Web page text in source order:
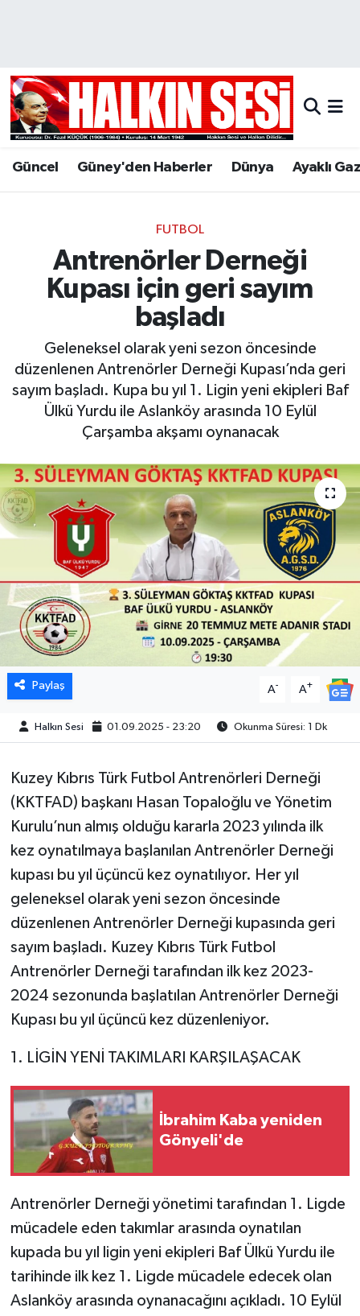
Güncel Güney'den Haberler Dünya Ayaklı
FUTBOL
Antrenörler Derneği
Kupası için geri sayım
başladı
Geleneksel olarak yeni sezon öncesinde
düzenlenen Antrenörler Derneği Kupası’nda geri
sayım başladı. Kupa bu yıl 1. Ligin yeni ekipleri Baf
Ülkü Yurdu ile Aslanköy arasında 10 Eylül
Çarşamba akşamı oynanacak
Paylaş A- A+
Halkın Sesi 01.09.2025 - 23:20 Okunma Süresi: 1 Dk
Kuzey Kıbrıs Türk Futbol Antrenörleri Derneği
(KKTFAD) başkanı Hasan Topaloğlu ve Yönetim
Kurulu’nun almış olduğu kararla 2023 yılında ilk
kez oynatılmaya başlanılan Antrenörler Derneği
kupası bu yıl üçüncü kez oynatılıyor. Her yıl
geleneksel olarak yeni sezon öncesinde
düzenlenen Antrenörler Derneği kupasında geri
sayım başladı. Kuzey Kıbrıs Türk Futbol
Antrenörler Derneği tarafından ilk kez 2023-
2024 sezonunda başlatılan Antrenörler Derneği
Kupası bu yıl üçüncü kez düzenleniyor.
1. LİGİN YENİ TAKIMLARI KARŞILAŞACAK
İbrahim Kaba yeniden
Gönyeli'de
Antrenörler Derneği yönetimi tarafından 1. Ligde
mücadele eden takımlar arasında oynatılan
kupada bu yıl ligin yeni ekipleri Baf Ülkü Yurdu ile
tarihinde ilk kez 1. Ligde mücadele edecek olan
Aslanköy arasında oynanacağını açıkladı. 10 Eylül
Hava Durumu
Trafik Durumu
Son Dakika Haberleri
Haber Arşivi